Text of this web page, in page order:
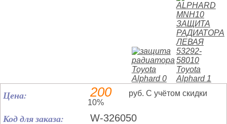
Цена: 200
руб. С учётом скидки
10%
Код для заказа: W-326050